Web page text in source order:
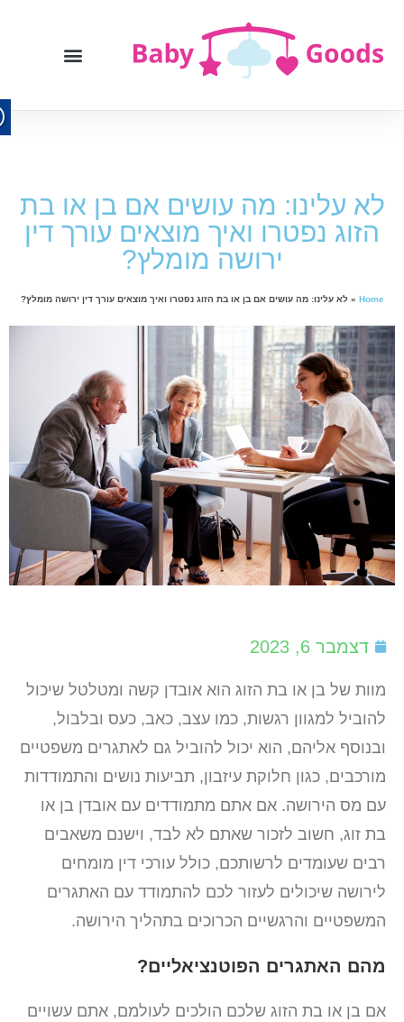
לא עלינו: מה עושים אם בן או בת
הזוג נפטרו ואיך מוצאים עורך דין
ירושה מומלץ?
Home
»לא עלינו: מה עושים אם בן או בת הזוג נפטרו ואיך מוצאים עורך דין ירושה מומלץ?
דצמבר 6, 2023
מוות של בן או בת הזוג הוא אובדן קשה ומטלטל שיכול
להוביל למגוון רגשות, כמו עצב, כאב, כעס ובלבול,
ובנוסף אליהם, הוא יכול להוביל גם לאתגרים משפטיים
מורכבים, כגון חלוקת עיזבון, תביעות נושים והתמודדות
עם מס הירושה. אם אתם מתמודדים עם אובדן בן או
בת זוג, חשוב לזכור שאתם לא לבד, וישנם משאבים
רבים שעומדים לרשותכם, כולל עורכי דין מומחים
לירושה שיכולים לעזור לכם להתמודד עם האתגרים
המשפטיים והרגשיים הכרוכים בתהליך הירושה.
מהם האתגרים הפוטנציאליים?
אם בן או בת הזוג שלכם הולכים לעולמם, אתם עשויים